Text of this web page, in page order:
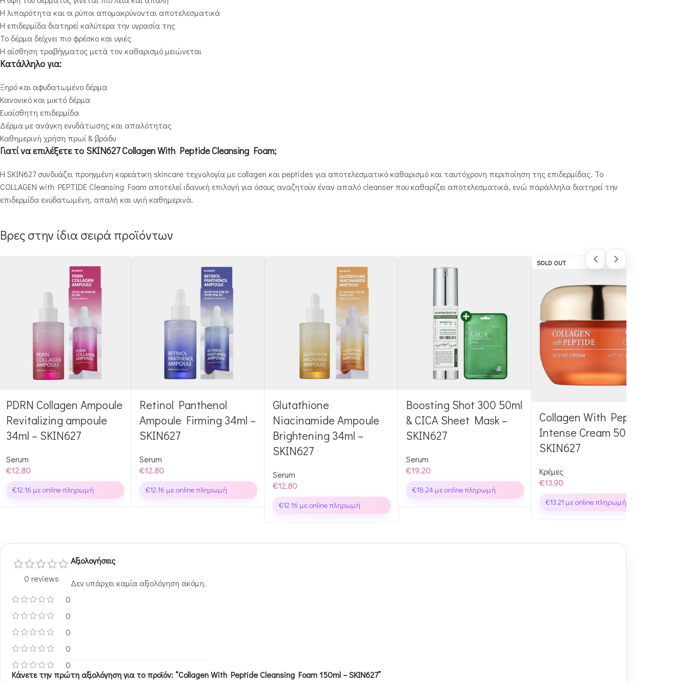
Η λιπαρότητα και οι ρύποι απομακρύνονται αποτελεσματικά
Η επιδερμίδα διατηρεί καλύτερα την υγρασία της
Το δέρμα δείχνει πιο φρέσκο και υγιές
Η αίσθηση τραβήγματος μετά τον καθαρισμό μειώνεται
Κατάλληλο για:
Ξηρό και αφυδατωμένο δέρμα
Κανονικό και μικτό δέρμα
Ευαίσθητη επιδερμίδα
Δέρμα με ανάγκη ενυδάτωσης και απαλότητας
Καθημερινή χρήση πρωί & βράδυ
Γιατί να επιλέξετε το SKIN627 Collagen With Peptide Cleansing Foam;
Η SKIN627 συνδυάζει προηγμένη κορεάτικη skincare τεχνολογία με collagen και peptides για αποτελεσματικό καθαρισμό και ταυτόχρονη περιποίηση της επιδερμίδας. Το
COLLAGEN with PEPTIDE Cleansing Foam αποτελεί ιδανική επιλογή για όσους αναζητούν έναν απαλό cleanser που καθαρίζει αποτελεσματικά, ενώ παράλληλα διατηρεί την
επιδερμίδα ενυδατωμένη, απαλή και υγιή καθημερινά.
Βρες στην ίδια σειρά προϊόντων
PDRN Collagen Ampoule
Revitalizing ampoule
34ml – SKIN627
Serum
€12.80
€12.16 με online πληρωμή
Retinol Panthenol
Ampoule Firming 34ml –
SKIN627
Serum
€12.80
€12.16 με online πληρωμή
Glutathione
Niacinamide Ampoule
Brightening 34ml –
SKIN627
Serum
€12.80
€12.16 με online πληρωμή
Boosting Shot 300 50ml
& CICA Sheet Mask –
SKIN627
Serum
€19.20
€18.24 με online πληρωμή
SOLD OUT
Collagen With Peptide
Intense Cream 50g –
SKIN627
Κρέμες
€13.90
€13.21 με online πληρωμή
0 reviews
0
0
0
0
0
Αξιολογήσεις
Δεν υπάρχει καμία αξιολόγηση ακόμη.
Κάνετε την πρώτη αξιολόγηση για το προϊόν: “Collagen With Peptide Cleansing Foam 150ml – SKIN627”